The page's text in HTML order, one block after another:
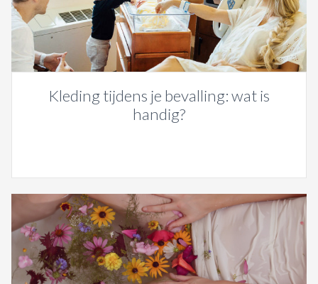
Kleding tijdens je bevalling: wat is
handig?